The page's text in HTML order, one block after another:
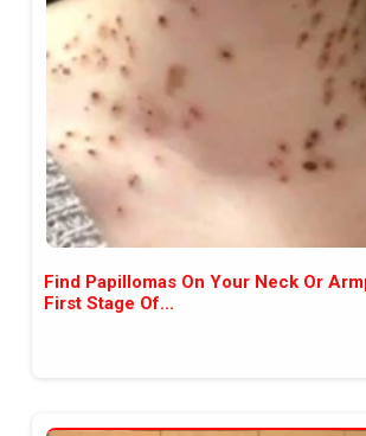
аудитория, затова
прозрачност и
наша страна.
новините такива,
пълния си
Find Papillomas On Your Neck Or
First Stage Of...